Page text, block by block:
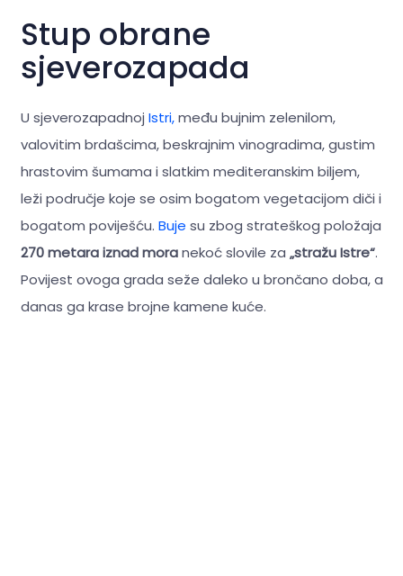
Stup obrane
sjeverozapada
U sjeverozapadnoj Istri,među bujnim zelenilom,
valovitim brdašcima, beskrajnim vinogradima, gustim
hrastovim šumama i slatkim mediteranskim biljem,
leži područje koje se osim bogatom vegetacijom diči i
bogatom poviješću. Buje su zbog strateškog položaja
270 metara iznad moranekoć slovile za „stražu Istre“.
Povijest ovoga grada seže daleko u brončano doba, a
danas ga krase brojne kamene kuće.